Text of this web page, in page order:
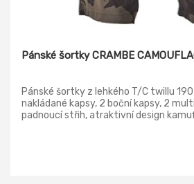
Pánské šortky CRAMBE
Pánské šortky z lehkého T/C twillu
nakládané kapsy, 2 boční kapsy, 2
padnoucí střih, atraktivní design